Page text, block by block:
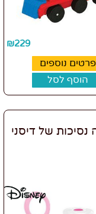
₪229
פרטים נוספים
הוסף לסל
נסיכות של דיסני